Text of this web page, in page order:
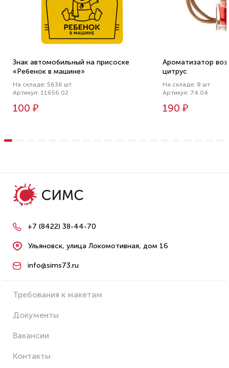
Знак автомобильный на присоске
«Ребенок в машине»
На складе: 5636 шт
Артикул: 11656.02
100 ₽
Ароматизатор
цитрус
На складе: 8 шт
Артикул: 74.04
190 ₽
+7 (8422) 38-44-70
Ульяновск, улица Локомотивная, дом 16
info@sims73.ru
Требования к макетам
Документы
Вакансии
Контакты